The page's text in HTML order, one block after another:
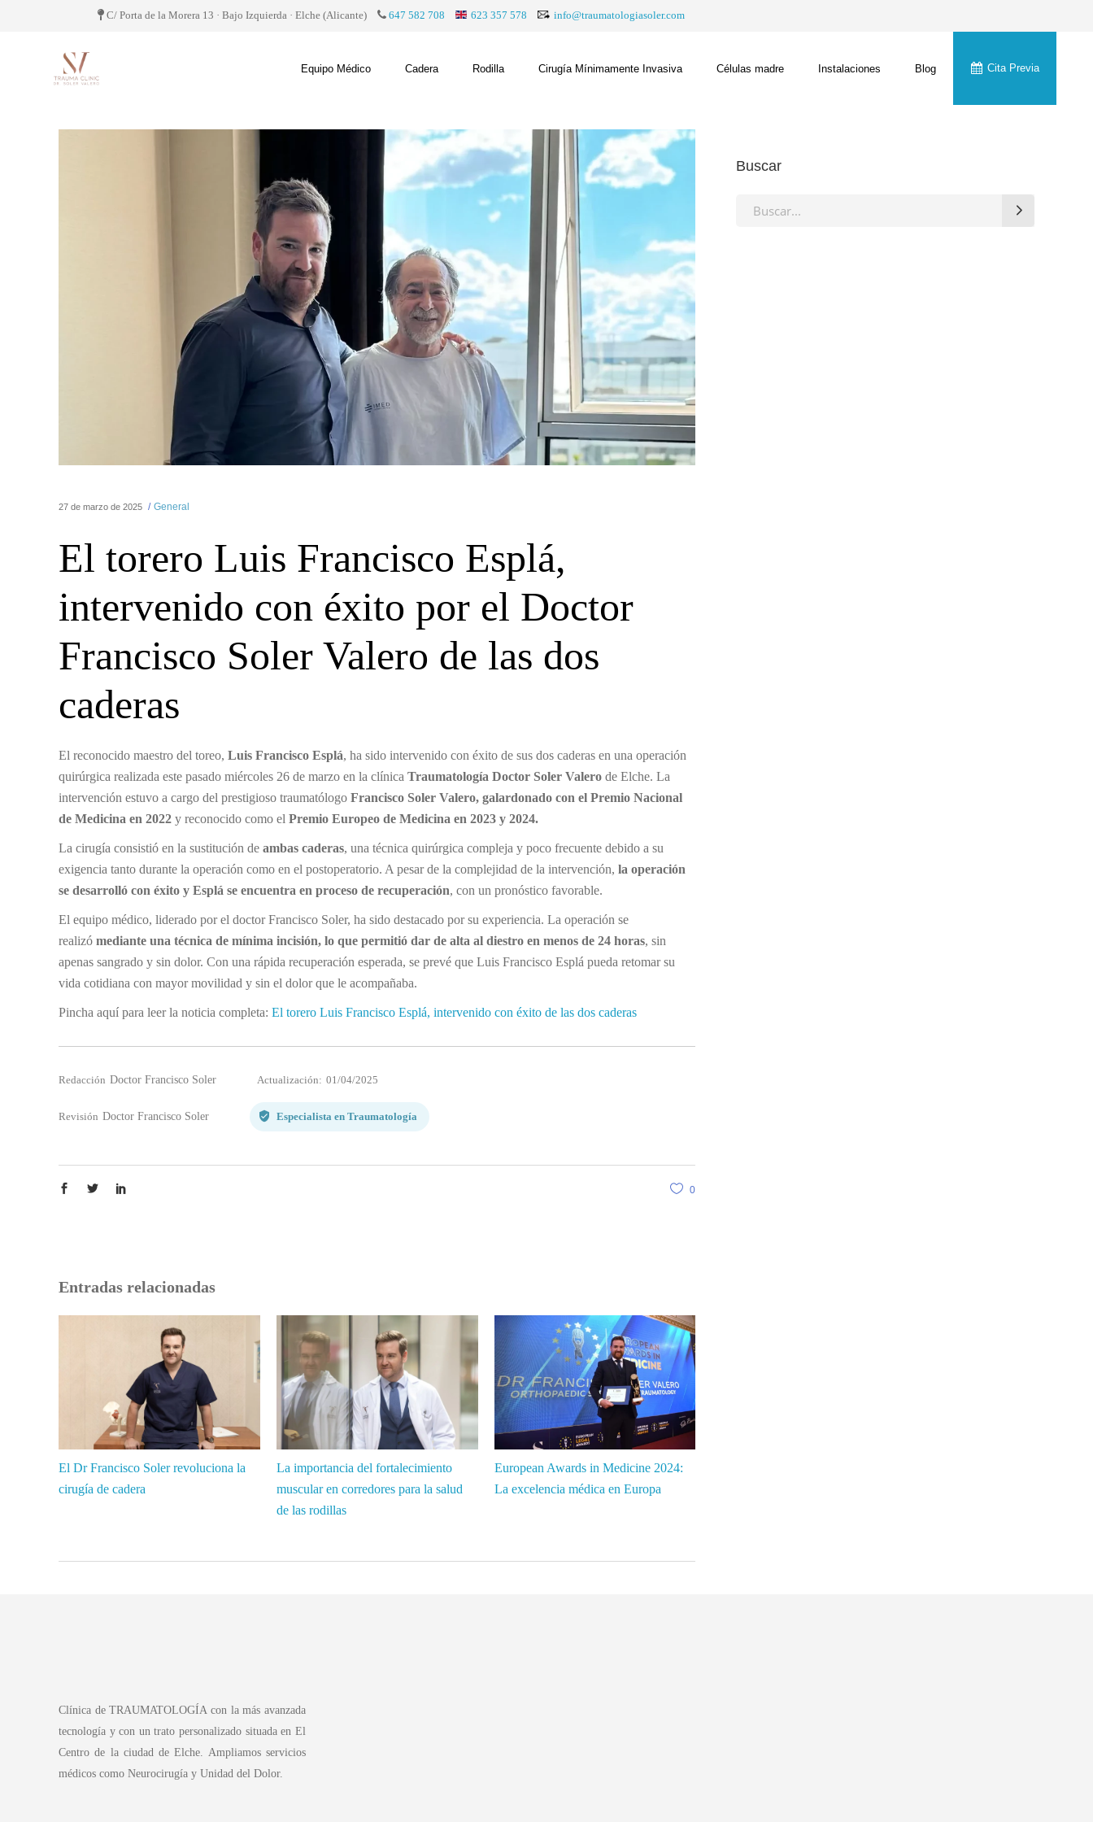
C/ Porta de la Morera 13 · Bajo Izquierda · Elche (Alicante) 647 582 708 623 357 578 info@traumatologiasoler.com
Equipo Médico Cadera Rodilla Cirugía Mínimamente Invasiva Células madre Instalaciones Blog Cita Previa
27 de marzo de 2025 General
El torero Luis Francisco Esplá,
intervenido con éxito por el Doctor
Francisco Soler Valero de las dos
caderas
El reconocido maestro del toreo, Luis Francisco Esplá, ha sido intervenido con éxito de sus dos caderas en una operación
quirúrgica realizada este pasado miércoles 26 de marzo en la clínica Traumatología Doctor Soler Valero de Elche. La
intervención estuvo a cargo del prestigioso traumatólogo Francisco Soler Valero, galardonado con el Premio Nacional
de Medicina en 2022 y reconocido como el Premio Europeo de Medicina en 2023 y 2024.
La cirugía consistió en la sustitución de ambas caderas, una técnica quirúrgica compleja y poco frecuente debido a su
exigencia tanto durante la operación como en el postoperatorio. A pesar de la complejidad de la intervención, la operación
se desarrolló con éxito y Esplá se encuentra en proceso de recuperación, con un pronóstico favorable.
El equipo médico, liderado por el doctor Francisco Soler, ha sido destacado por su experiencia. La operación se
realizó mediante una técnica de mínima incisión, lo que permitió dar de alta al diestro en menos de 24 horas, sin
apenas sangrado y sin dolor. Con una rápida recuperación esperada, se prevé que Luis Francisco Esplá pueda retomar su
vida cotidiana con mayor movilidad y sin el dolor que le acompañaba.
Pincha aquí para leer la noticia completa: El torero Luis Francisco Esplá, intervenido con éxito de las dos caderas
Redacción Doctor Francisco Soler Actualización: 01/04/2025
Revisión Doctor Francisco Soler Especialista en Traumatología
0
Entradas relacionadas
El Dr Francisco Soler revoluciona la
cirugía de cadera
La importancia del fortalecimiento
muscular en corredores para la salud
de las rodillas
European Awards in Medicine 2024:
La excelencia médica en Europa
Buscar
Search
Clínica de TRAUMATOLOGÍA con la más avanzada
tecnología y con un trato personalizado situada en El
Centro de la ciudad de Elche. Ampliamos servicios
médicos como Neurocirugía y Unidad del Dolor.